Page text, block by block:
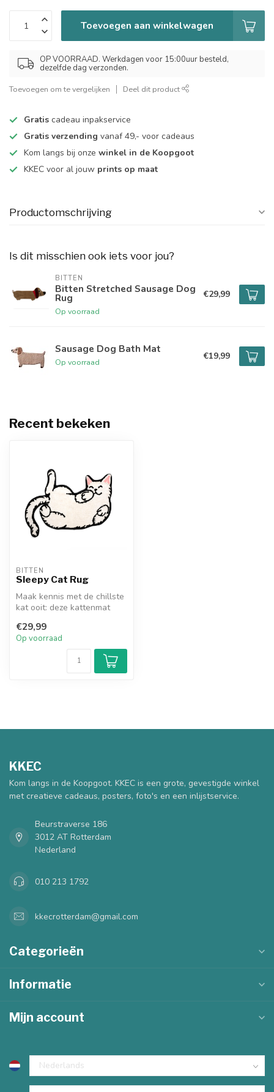
Toevoegen aan winkelwagen
OP VOORRAAD. Werkdagen voor 15:00uur besteld,
dezelfde dag verzonden.
Toevoegen om te vergelijken Deel dit product
Gratis cadeau inpakservice
Gratis verzending vanaf 49,- voor cadeaus
Kom langs bij onze winkel in de Koopgoot
KKEC voor al jouw prints op maat
Productomschrijving
Is dit misschien ook iets voor jou?
BITTEN
Bitten Stretched Sausage Dog
Rug
Op voorraad
€29,99
Sausage Dog Bath Mat
Op voorraad
€19,99
Recent bekeken
BITTEN
Sleepy Cat Rug
Maak kennis met de chillste
kat ooit: deze kattenmat
€29,99
Op voorraad
KKEC
Kom langs in de Koopgoot. KKEC is een grote, gevestigde winkel
met creatieve cadeaus, posters, foto's en een inlijstservice.
Beurstraverse 186
3012 AT Rotterdam
Nederland
010 213 1792
kkecrotterdam@gmail.com
Categorieën
Informatie
Mijn account